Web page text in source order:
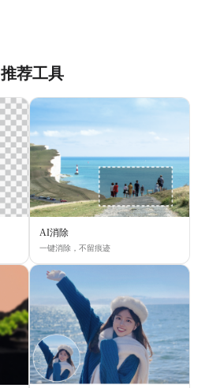
推荐工具
AI消除
一键消除，不留痕迹